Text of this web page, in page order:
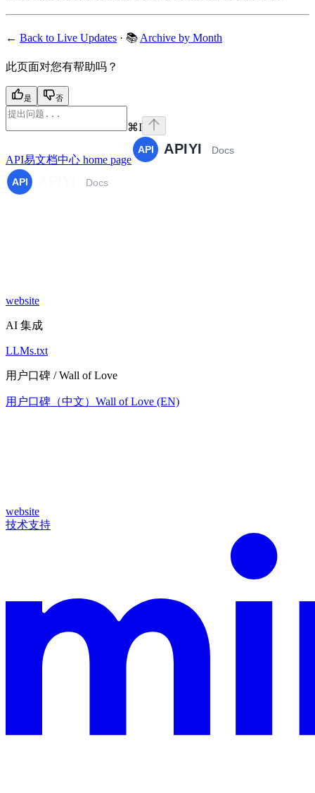
← Back to Live Updates · 📚 Archive by Month
此页面对您有帮助吗？
是 否
⌘I
API易文档中心 home page
website
AI 集成
LLMs.txt
用户口碑 / Wall of Love
用户口碑（中文） Wall of Love (EN)
website
技术支持